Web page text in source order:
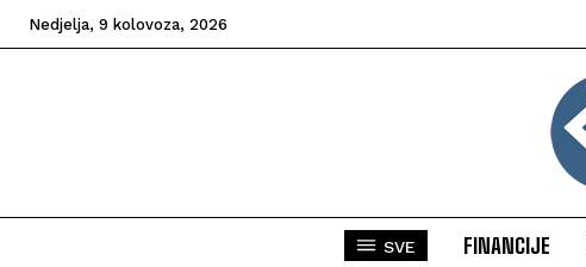
Nedjelja, 9 kolovoza, 2026
SVE FINANCIJE